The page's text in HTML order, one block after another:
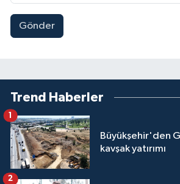
Gönder
Trend Haberler
Büyükşehir'den
kavşak yatırımı
1
2